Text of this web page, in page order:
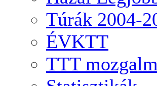
Túrák 2004-
ÉVKTT
TTT